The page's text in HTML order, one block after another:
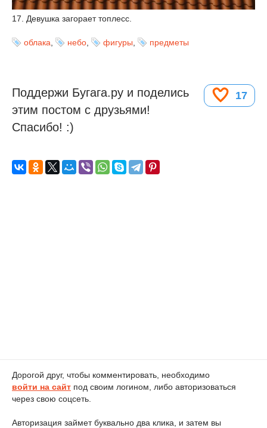
17. Девушка загорает топлесс.
облака небо фигуры предметы
17
Поддержи Бугага.ру и поделись
этим постом с друзьями!
Спасибо! :)
Дорогой друг, чтобы комментировать, необходимо
войти на сайт под своим логином, либо авторизоваться
через свою соцсеть.
Авторизация займет буквально два клика, и затем вы